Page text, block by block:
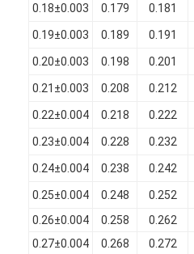
0.18±0.003 0.179 0.181
0.19±0.003 0.189 0.191
0.20±0.003 0.198 0.201
0.21±0.003 0.208 0.212
0.22±0.004 0.218 0.222
0.23±0.004 0.228 0.232
0.24±0.004 0.238 0.242
0.25±0.004 0.248 0.252
0.26±0.004
0.258 0.262
0.27±0.004
0.268 0.272